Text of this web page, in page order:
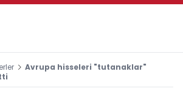
Avrupa hisseleri "tutanaklar"